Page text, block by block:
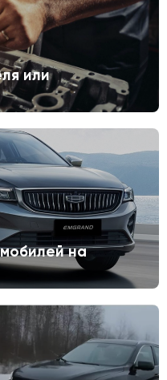
или
на